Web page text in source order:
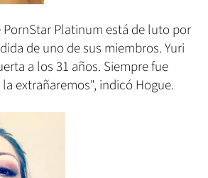
Platinum está de luto por
de uno de sus miembros. Yuri
a los 31 años. Siempre fue
extrañaremos", indicó Hogue.